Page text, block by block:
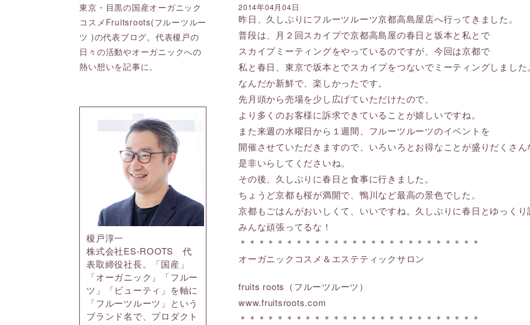
2014年04月04日
昨日、久しぶりにフルーツルーツ京都高島屋店へ行ってきました。
普段は、月２回スカイプで京都高島屋の春日と坂本と私とで
スカイプミーティングをやっているのですが、今回は京都で
私と春日、東京で坂本とでスカイプをつないでミーティングしました。
なんだか新鮮で、楽しかったです。
先月頭から売場を少し広げていただけたので、
より多くのお客様に訴求できていることが嬉しいですね。
また来週の水曜日から１週間、フルーツルーツのイベントを
開催させていただきますので、いろいろとお得なことが盛りだくさん
是非いらしてくださいね。
その後、久しぶりに春日と食事に行きました。
ちょうど京都も桜が満開で、鴨川など最高の景色でした。
京都もごはんがおいしくて、いいですね。久しぶりに春日とゆっくり
みんな頑張ってるな！
＊＊＊＊＊＊＊＊＊＊＊＊＊＊＊＊＊＊＊＊＊＊＊＊＊＊
オーガニックコスメ＆エステティックサロン
fruits roots（フルーツルーツ）
www.fruitsroots.com
＊＊＊＊＊＊＊＊＊＊＊＊＊＊＊＊＊＊＊＊＊＊＊＊＊＊
東京・目黒の国産オーガニック
コスメFruitsroots(フルーツルー
ツ )の代表ブログ。代表榎戸の
日々の活動やオーガニックへの
熱い想いを記事に。
榎戸淳一
株式会社ES-ROOTS 代
表取締役社長。「国産」
「オーガニック」「フルー
ツ」「ビューティ」を軸に
「フルーツルーツ」という
ブランド名で、プロダクト